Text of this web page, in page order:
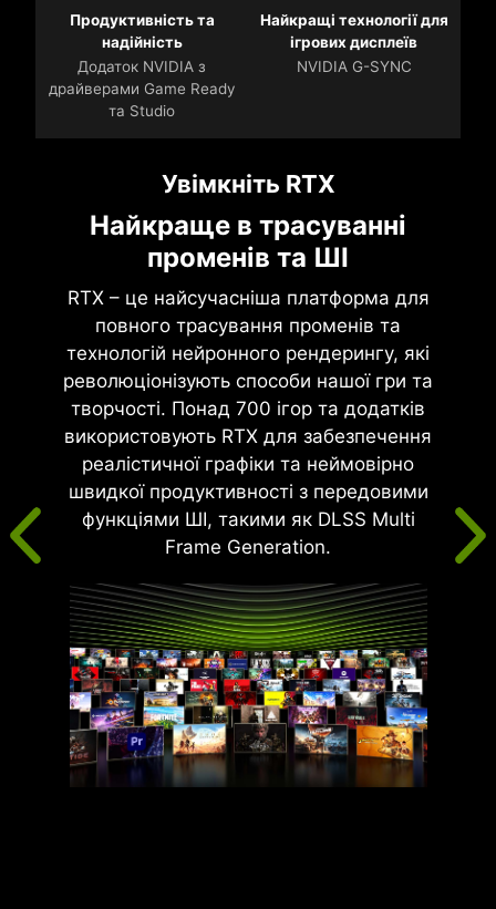
Продуктивність та
надійність
Додаток NVIDIA з
драйверами Game Ready
та Studio
Найкращі технології для
ігрових дисплеїв
NVIDIA G-SYNC
Увімкніть RTX
Найкраще в трасуванні
променів та ШІ
RTX – це найсучасніша платформа для
повного трасування променів та
технологій нейронного рендерингу, які
революціонізують способи нашої гри та
творчості. Понад 700 ігор та додатків
використовують RTX для забезпечення
реалістичної графіки та неймовірно
швидкої продуктивності з передовими
функціями ШІ, такими як DLSS Multi
Frame Generation.